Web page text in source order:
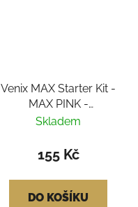
Venix MAX Starter Kit -
MAX PINK -
Strawberry-X 20mg
Skladem
155 Kč
DO KOŠÍKU